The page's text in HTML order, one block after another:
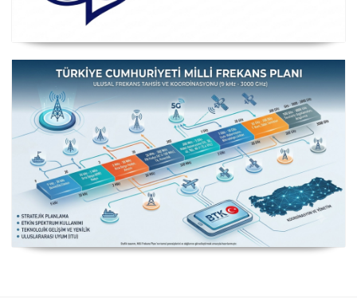
Posta ve Telekomünikasyon İdareleri Avrupa Konferansı
Milli Frekans Planı